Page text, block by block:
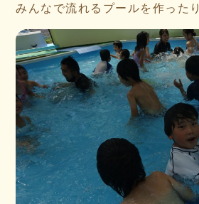
みんなで流れるプールを作ったり